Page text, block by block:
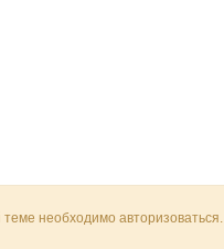
теме необходимо авторизоваться.